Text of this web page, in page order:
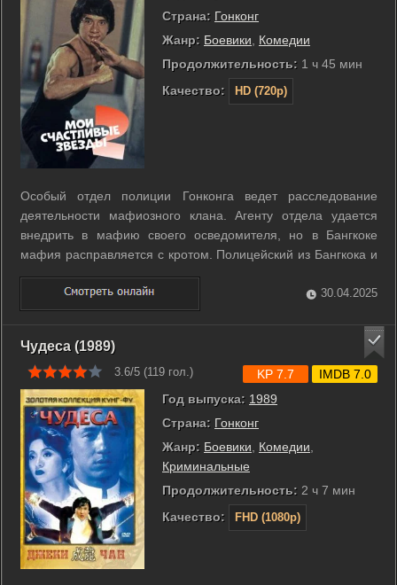
Страна: Гонконг
Жанр: Боевики
Комедии
Продолжительность: 1 ч 45 мин
Качество:
HD (720p)
Особый отдел полиции Гонконга ведет расследование
деятельности мафиозного клана. Агенту отдела удается
внедрить в мафию своего осведомителя, но в Бангкоке
мафия расправляется с кротом. Полицейский из Бангкока и
специальный агент начинают совместную операцию по
ликвидации мафиозного клана. ...
30.04.2025
Чудеса (1989)
3.6/5 (119 гол.)
Год выпуска: 1989
Страна: Гонконг
Жанр: Боевики, Комедии,
Криминальные
Продолжительность: 2 ч 7 мин
Качество:
FHD (1080p)
KP 7.7 IMDB 7.0